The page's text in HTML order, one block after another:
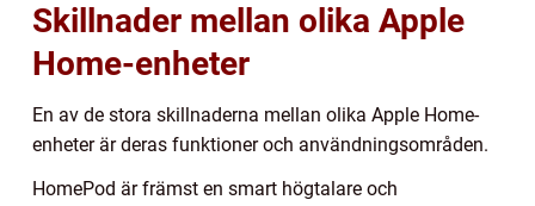
Skillnader mellan olika Apple
Home-enheter
En av de stora skillnaderna mellan olika Apple Home-
enheter är deras funktioner och användningsområden.
HomePod är främst en smart högtalare och